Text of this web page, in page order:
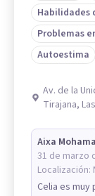
Habilidades
Problemas
Autoestima
Av. de la
Tirajana,
Aixa
31 de marzo
Localización:
Celia es muy